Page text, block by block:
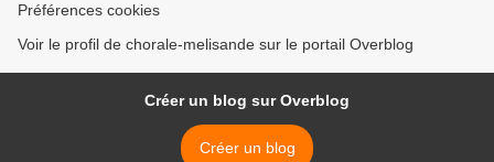
Préférences cookies
Voir le profil de chorale-melisande sur le portail Overblog
Créer un blog sur Overblog
Créer un blog